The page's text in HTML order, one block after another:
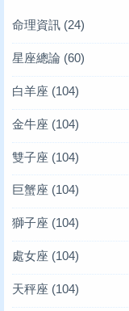
命理資訊 (24)
星座總論 (60)
白羊座 (104)
金牛座 (104)
雙子座 (104)
巨蟹座 (104)
獅子座 (104)
處女座 (104)
天秤座 (104)